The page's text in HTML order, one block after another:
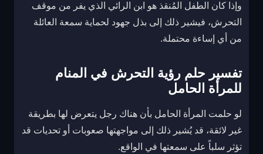
وإذا كان الطفل المُنقذ هو ابن الرائي الذي يفر من موقف
التحرش، فيشير ذلك إلى بذل جهود لحماية سمعة العائلة
من أي إساءة محتملة.
تفسير حلم رؤية التحرش في المنام
للمرأة الحامل
لو حلمت المرأة الحامل بأن هناك رجل يتعرض لها بطريقة
غير لائقة، قد يُشير ذلك إلى مواجهتها صعوبات أو تحديات قد
تؤثر سلباً على سمعتها في الواقع.